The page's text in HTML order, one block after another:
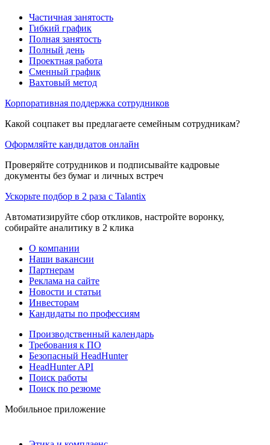
Частичная занятость
Гибкий график
Полная занятость
Полный день
Проектная работа
Сменный график
Вахтовый метод
Корпоративная поддержка сотрудников
Какой соцпакет вы предлагаете семейным сотрудникам?
Оформляйте кандидатов онлайн
Проверяйте сотрудников и подписывайте кадровые
документы без бумаг и личных встреч
Ускорьте подбор в 2 раза с Talantix
Автоматизируйте сбор откликов, настройте воронку,
собирайте аналитику в 2 клика
О компании
Наши вакансии
Партнерам
Реклама на сайте
Новости и статьи
Инвесторам
Кандидаты по профессиям
Производственный календарь
Требования к ПО
Безопасный HeadHunter
HeadHunter API
Поиск работы
Поиск по резюме
Мобильное приложение